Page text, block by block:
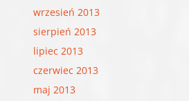
wrzesień 2013
sierpień 2013
lipiec 2013
czerwiec 2013
maj 2013